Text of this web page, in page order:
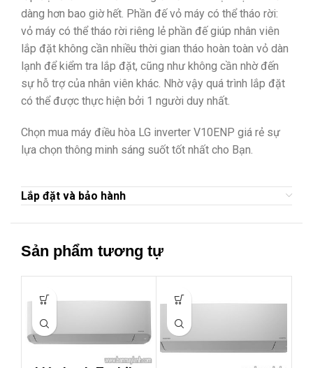
dàng hơn bao giờ hết. Phần đế vỏ máy có thể tháo rời:
vỏ máy có thể tháo rời riêng lẻ phần đế giúp nhân viên
lắp đặt không cần nhiều thời gian tháo hoàn toàn vỏ dàn
lạnh để kiểm tra lắp đặt, cũng như không cần nhờ đến
sự hỗ trợ của nhân viên khác. Nhờ vậy quá trình lắp đặt
có thể được thực hiện bởi 1 người duy nhất.
Chọn mua máy điều hòa LG inverter V10ENP giá rẻ sự
lựa chọn thông minh sáng suốt tốt nhất cho Bạn.
Lắp đặt và bảo hành
Sản phẩm tương tự